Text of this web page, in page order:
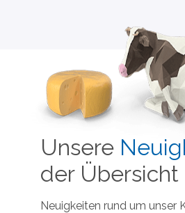
Unsere
der Übersicht
Neuigkeiten rund um unser